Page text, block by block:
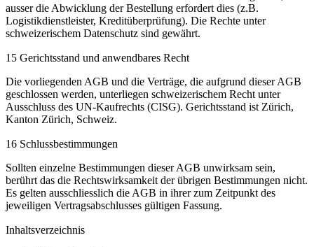
ausser die Abwicklung der Bestellung erfordert dies (z.B.
Logistikdienstleister, Kreditüberprüfung). Die Rechte unter
schweizerischem Datenschutz sind gewährt.
15 Gerichtsstand und anwendbares Recht
Die vorliegenden AGB und die Verträge, die aufgrund dieser AGB
geschlossen werden, unterliegen schweizerischem Recht unter
Ausschluss des UN-Kaufrechts (CISG). Gerichtsstand ist Zürich,
Kanton Zürich, Schweiz.
16 Schlussbestimmungen
Sollten einzelne Bestimmungen dieser AGB unwirksam sein,
berührt das die Rechtswirksamkeit der übrigen Bestimmungen nicht.
Es gelten ausschliesslich die AGB in ihrer zum Zeitpunkt des
jeweiligen Vertragsabschlusses gültigen Fassung.
Inhaltsverzeichnis